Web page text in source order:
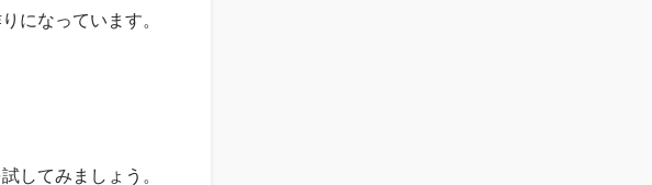
になっています。
してみましょう。